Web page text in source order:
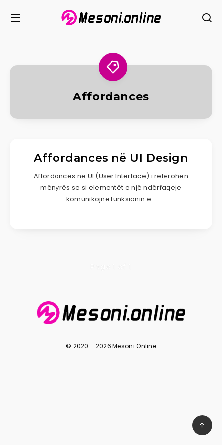
Affordances
Affordances në UI Design
Affordances në UI (User Interface) i referohen
mënyrës se si elementët e një ndërfaqeje
komunikojnë funksionin e…
© 2020 - 2026 Mesoni.Online